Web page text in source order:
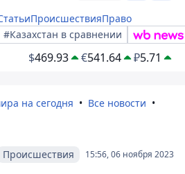
ПроисшествияПраво
#Казахстан в сравнении
$469.93 €541.64 ₽5.71
на сегодня
Все новости
15:56, 06 ноября 2023
Происшествия